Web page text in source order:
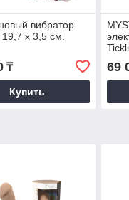
вибратор
19,7 x 3,5 см.
₸
Купить
69